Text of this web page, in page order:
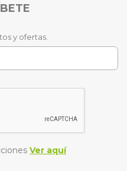
y ofertas.
Ver aquí